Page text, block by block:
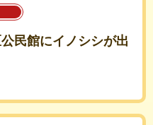
民館にイノシシが出